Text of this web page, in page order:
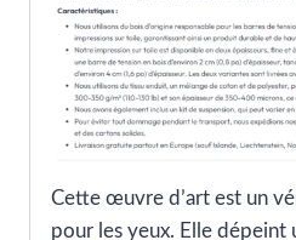
Cette œuvre d’art est un
pour les yeux. Elle dépeint